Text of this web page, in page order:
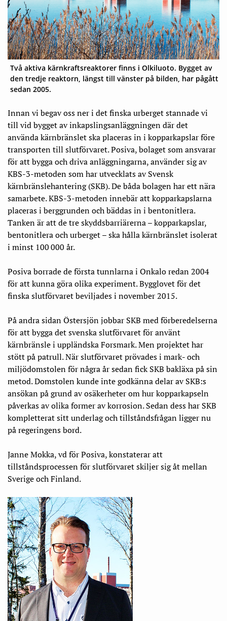
Två aktiva kärnkraftsreaktorer finns i Olkiluoto. Bygget av
den tredje reaktorn, längst till vänster på bilden, har pågått
sedan 2005.
Innan vi begav oss ner i det finska urberget stannade vi
till vid bygget av inkapslingsanläggningen där det
använda kärnbränslet ska placeras in i kopparkapslar före
transporten till slutförvaret. Posiva, bolaget som ansvarar
för att bygga och driva anläggningarna, använder sig av
KBS-3-metoden som har utvecklats av Svensk
kärnbränslehantering (SKB). De båda bolagen har ett nära
samarbete. KBS-3-metoden innebär att kopparkapslarna
placeras i berggrunden och bäddas in i bentonitlera.
Tanken är att de tre skyddsbarriärerna – kopparkapslar,
bentonitlera och urberget – ska hålla kärnbränslet isolerat
i minst 100 000 år.
Posiva borrade de första tunnlarna i Onkalo redan 2004
för att kunna göra olika experiment. Bygglovet för det
finska slutförvaret beviljades i november 2015.
På andra sidan Östersjön jobbar SKB med förberedelserna
för att bygga det svenska slutförvaret för använt
kärnbränsle i uppländska Forsmark. Men projektet har
stött på patrull. När slutförvaret prövades i mark- och
miljödomstolen för några år sedan fick SKB bakläxa på sin
metod. Domstolen kunde inte godkänna delarav SKB:s
ansökan på grund av osäkerheter om hur kopparkapseln
påverkas av olika former av korrosion. Sedan dess har SKB
kompletterat sitt underlag och tillståndsfrågan ligger nu
på regeringens bord.
Janne Mokka, vd för Posiva, konstaterar att
tillståndsprocessen för slutförvaret skiljer sig åt mellan
Sverige och Finland.